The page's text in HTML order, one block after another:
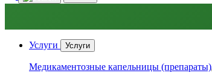
Услуги Услуги
Медикаментозные капельницы (препараты)